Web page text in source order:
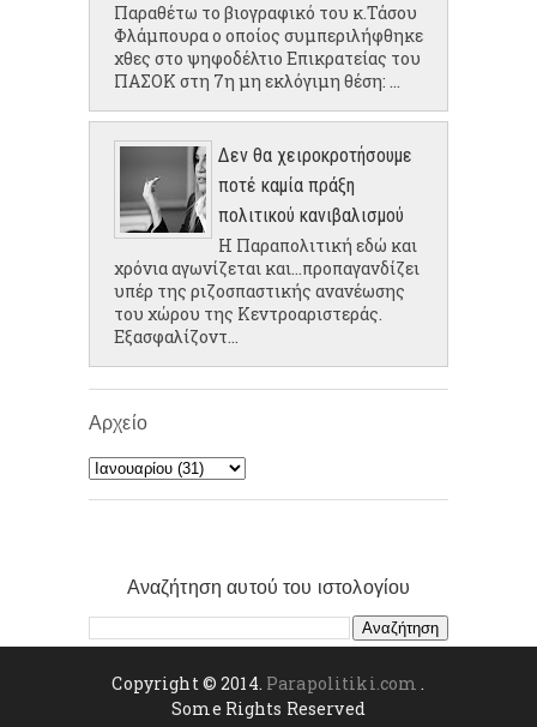
Παραθέτω το βιογραφικό του κ.Τάσου
Φλάμπουρα ο οποίος συμπεριλήφθηκε
χθες στο ψηφοδέλτιο Επικρατείας του
ΠΑΣΟΚ στη 7η μη εκλόγιμη θέση: ...
Δεν θα χειροκροτήσουμε
ποτέ καμία πράξη
πολιτικού κανιβαλισμού
Η Παραπολιτική εδώ και
χρόνια αγωνίζεται και...προπαγανδίζει
υπέρ της ριζοσπαστικής ανανέωσης
του χώρου της Κεντροαριστεράς.
Εξασφαλίζοντ...
Αρχείο
Αναζήτηση αυτού του ιστολογίου
Copyright © 2014. Parapolitiki.com .
Some Rights Reserved